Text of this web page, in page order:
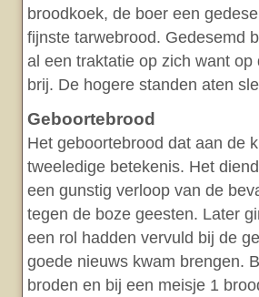
broodkoek, de boer een
fijnste tarwebrood. Gedesemd
al een traktatie op zich want
brij. De hogere standen aten
Geboortebrood
Het geboortebrood dat aan de
tweeledige betekenis. Het
een gunstig verloop van de
tegen de boze geesten. Later
een rol hadden vervuld bij de
goede nieuws kwam brengen.
broden en bij een meisje 1